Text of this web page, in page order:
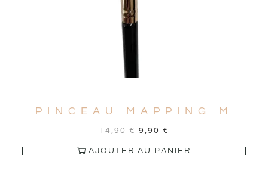
PINCEAU MAPPING M
14,90 € 9,90 €
AJOUTER AU PANIER